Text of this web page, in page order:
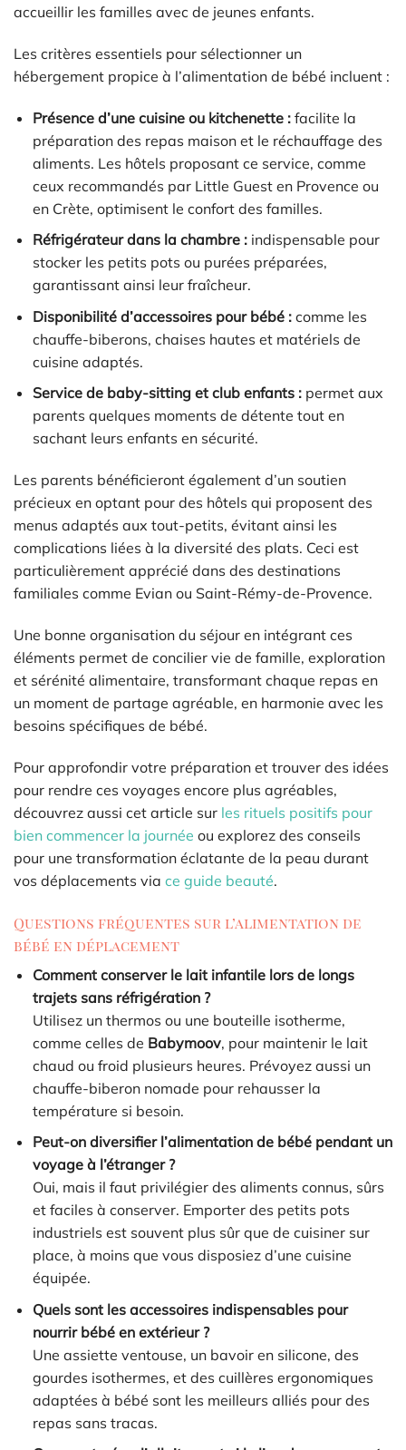
accueillir les familles avec de jeunes enfants.
Les critères essentiels pour sélectionner un
hébergement propice à l’alimentation de bébé incluent :
Présence d’une cuisine ou kitchenette :facilite la
préparation des repas maison et le réchauffage des
aliments. Les hôtels proposant ce service, comme
ceux recommandés par Little Guest en Provence ou
en Crète, optimisent le confort des familles.
Réfrigérateur dans la chambre :indispensable pour
stocker les petits pots ou purées préparées,
garantissant ainsi leur fraîcheur.
Disponibilité d’accessoires pour bébé :comme les
chauffe-biberons, chaises hautes et matériels de
cuisine adaptés.
Service de baby-sitting et club enfants :permet aux
parents quelques moments de détente tout en
sachant leurs enfants en sécurité.
Les parents bénéficieront également d’un soutien
précieux en optant pour des hôtels qui proposent des
menus adaptés aux tout-petits, évitant ainsi les
complications liées à la diversité des plats. Ceci est
particulièrement apprécié dans des destinations
familiales comme Evian ou Saint-Rémy-de-Provence.
Une bonne organisation du séjour en intégrant ces
éléments permet de concilier vie de famille, exploration
et sérénité alimentaire, transformant chaque repas en
un moment de partage agréable, en harmonie avec les
besoins spécifiques de bébé.
Pour approfondir votre préparation et trouver des idées
pour rendre ces voyages encore plus agréables,
découvrez aussi cet article sur les rituels positifs pour
bien commencer la journée ou explorez des conseils
pour une transformation éclatante de la peau durant
vos déplacements via ce guide beauté.
Questions fréquentes sur l’alimentation de
bébé en déplacement
Comment conserver le lait infantile lors de longs
trajets sans réfrigération ?
Utilisez un thermos ou une bouteille isotherme,
comme celles de Babymoov, pour maintenir le lait
chaud ou froid plusieurs heures. Prévoyez aussi un
chauffe-biberon nomade pour rehausser la
température si besoin.
Peut-on diversifier l’alimentation de bébé pendant un
voyage à l’étranger ?
Oui, mais il faut privilégier des aliments connus, sûrs
et faciles à conserver. Emporter des petits pots
industriels est souvent plus sûr que de cuisiner sur
place, à moins que vous disposiez d’une cuisine
équipée.
Quels sont les accessoires indispensables pour
nourrir bébé en extérieur ?
Une assiette ventouse, un bavoir en silicone, des
gourdes isothermes, et des cuillères ergonomiques
adaptées à bébé sont les meilleurs alliés pour des
repas sans tracas.